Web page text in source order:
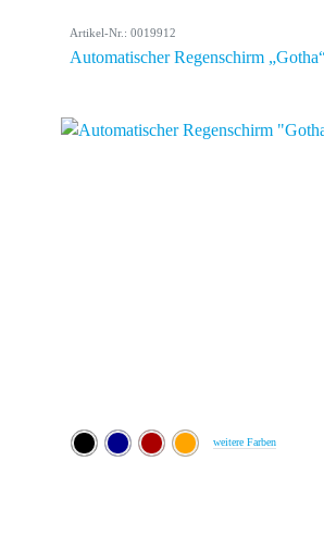
Artikel-Nr.: 0019912
Automatischer Regenschirm
weitere Farben